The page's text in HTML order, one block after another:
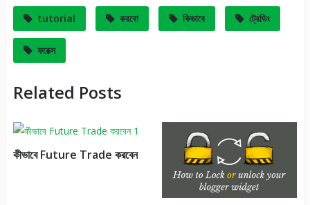
tutorial করবো কিভাবে ট্রেডিং
ফরেক্স
Related Posts
কীভাবে Future Trade করবেন